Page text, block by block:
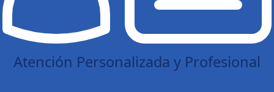
Atención Personalizada y Profesional